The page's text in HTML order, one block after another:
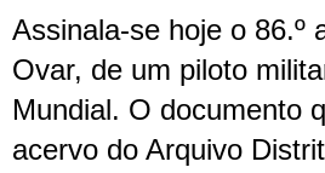
Assinala-se hoje o 86.º
Ovar, de um piloto
Mundial. O documento
acervo do Arquivo